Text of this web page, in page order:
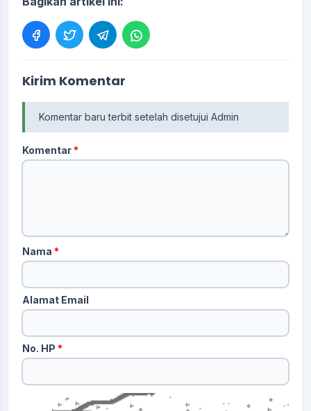
Kirim Komentar
Komentar baru terbit setelah disetujui Admin
Komentar*
Nama *
Alamat Email
No. HP *